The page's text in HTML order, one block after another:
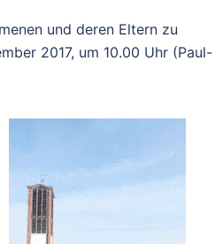
und deren Eltern zu
2017, um 10.00 Uhr (Paul-